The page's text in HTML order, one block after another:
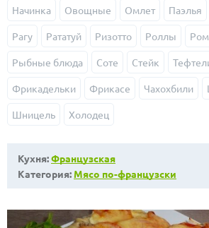
Начинка Овощные Омлет Паэлья
Рагу Рататуй Ризотто Роллы
Рыбные блюда Соте Стейк
Фрикадельки Фрикасе Чахохбили
Шницель Холодец
Кухня:Французская
Категория: Мясо по-французски